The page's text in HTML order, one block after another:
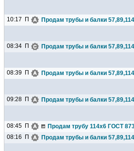
10:17 П Продам трубы и балки
08:34 П Продам трубы и балки
08:39 П Продам трубы и балки
09:28 П Продам трубы и балки
08:45 П Продам трубу 114х6 ГОСТ
08:16
П Продам трубы и балки